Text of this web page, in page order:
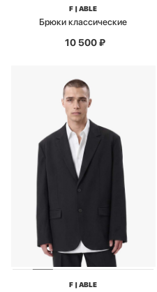
F | ABLE
Брюки классические
10 500₽
F | ABLE